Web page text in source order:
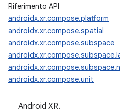
Riferimento API
androidx.xr.compose.platform
androidx.xr.compose.spatial
androidx.xr.compose.subspace
androidx.xr.compose.unit
Android XR.